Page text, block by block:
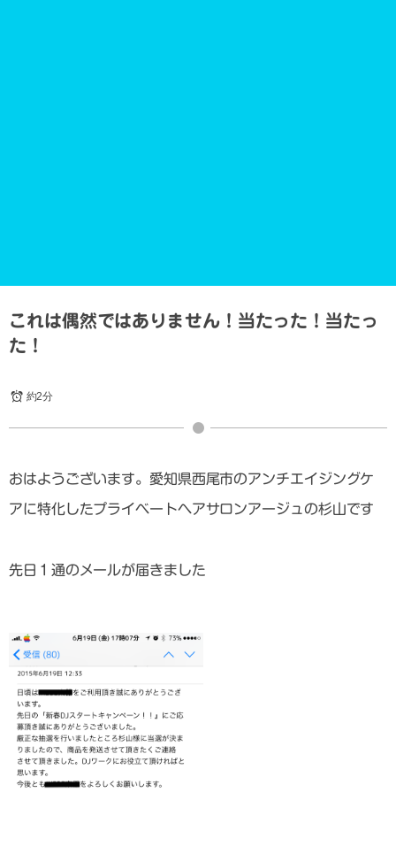
これは偶然ではありません！当たった！当たっ
た！
約2分
おはようございます。愛知県西尾市のアンチエイジングケ
アに特化したプライベートヘアサロンアージュの杉山です
先日１通のメールが届きました